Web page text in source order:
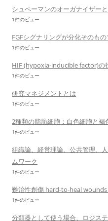
シュペーマンのオーガナイザー
1件のビュー
FGFシグナリングが分化そのも
1件のビュー
HIF (hypoxia-inducible factor)の
1件のビュー
研究マネジメントとは
1件のビュー
2種類の脂肪細胞：白色細胞と褐
1件のビュー
組織論、経営理論、公共管理、
ムワーク
1件のビュー
難治性創傷 hard-to-heal wounds
1件のビュー
分類器として使う場合、ロジス